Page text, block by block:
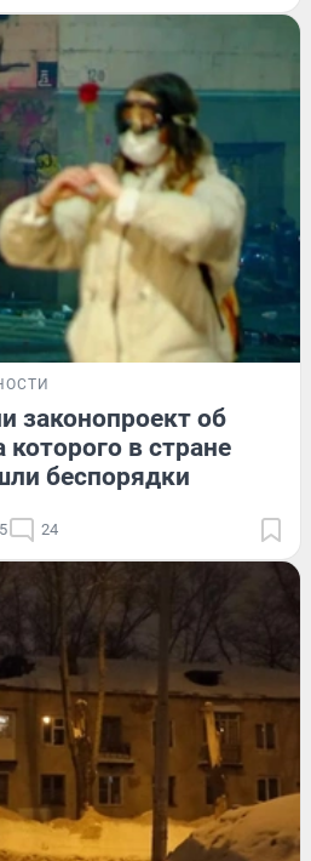
законопроект об
которого в стране
беспорядки
24